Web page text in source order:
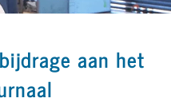
aan het